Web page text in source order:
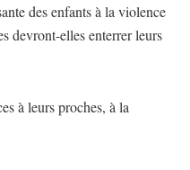
des enfants à la violence
devront-elles enterrer leurs
à leurs proches, à la